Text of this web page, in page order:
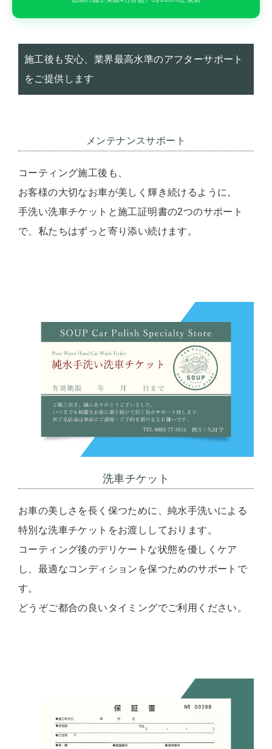
施工後も安心、業界最高水準のアフターサポート
をご提供します
メンテナンスサポート
コーティング施工後も、
お客様の大切なお車が美しく輝き続けるように。
手洗い洗車チケットと施工証明書の2つのサポート
で、私たちはずっと寄り添い続けます。
洗車チケット
お車の美しさを長く保つために、純水手洗いによる
特別な洗車チケットをお渡ししております。
コーティング後のデリケートな状態を優しくケア
し、最適なコンディションを保つためのサポートで
す。
どうぞご都合の良いタイミングでご利用ください。